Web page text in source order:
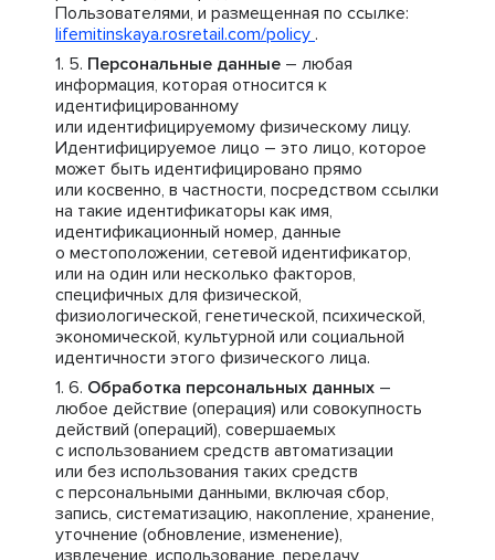
Пользователями, и размещенная по ссылке:
lifemitinskaya.rosretail.com/policy .
Персональные данные – любая
информация, которая относится к
идентифицированному
или идентифицируемому физическому лицу.
Идентифицируемое лицо – это лицо, которое
может быть идентифицировано прямо
или косвенно, в частности, посредством ссылки
на такие идентификаторы как имя,
идентификационный номер, данные
о местоположении, сетевой идентификатор,
или на один или несколько факторов,
специфичных для физической,
физиологической, генетической, психической,
экономической, культурной или социальной
идентичности этого физического лица.
Обработка персональных данных –
любое действие (операция) или совокупность
действий (операций), совершаемых
с использованием средств автоматизации
или без использования таких средств
с персональными данными, включая сбор,
запись, систематизацию, накопление, хранение,
уточнение (обновление, изменение),
извлечение, использование, передачу